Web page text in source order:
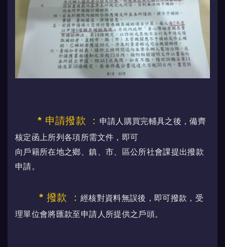
* 申請撥款 ：
申請人購買完輔具之後，備齊
核定函上所列各項所需文件，即可
向戶籍所在地之鄉、鎮、市、區公所社會課提出撥款
申請。
* 撥款 ： 經核對資料無誤後，即可撥款，受
理單位會將匯款至申請人所提供之戶頭。